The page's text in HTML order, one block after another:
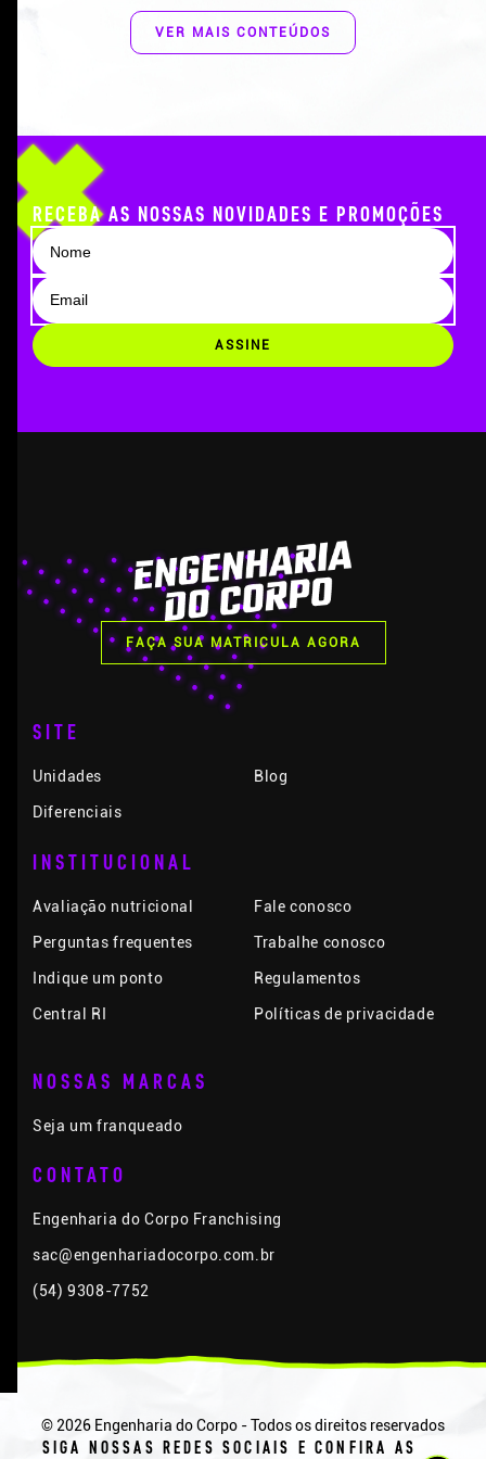
VER MAIS CONTEÚDOS
RECEBA AS NOSSAS NOVIDADES E PROMOÇÕES
ASSINE
FAÇA SUA MATRICULA AGORA
SITE
Unidades
Diferenciais
Blog
INSTITUCIONAL
Avaliação nutricional
Perguntas frequentes
Indique um ponto
Central RI
Fale conosco
Trabalhe conosco
Regulamentos
Políticas de privacidade
NOSSAS MARCAS
Seja um franqueado
CONTATO
Engenharia do Corpo Franchising
sac@engenhariadocorpo.com.br
(54) 9308-7752
© 2026 Engenharia do Corpo - Todos os direitos reservados
SIGA NOSSAS REDES SOCIAIS E CONFIRA AS